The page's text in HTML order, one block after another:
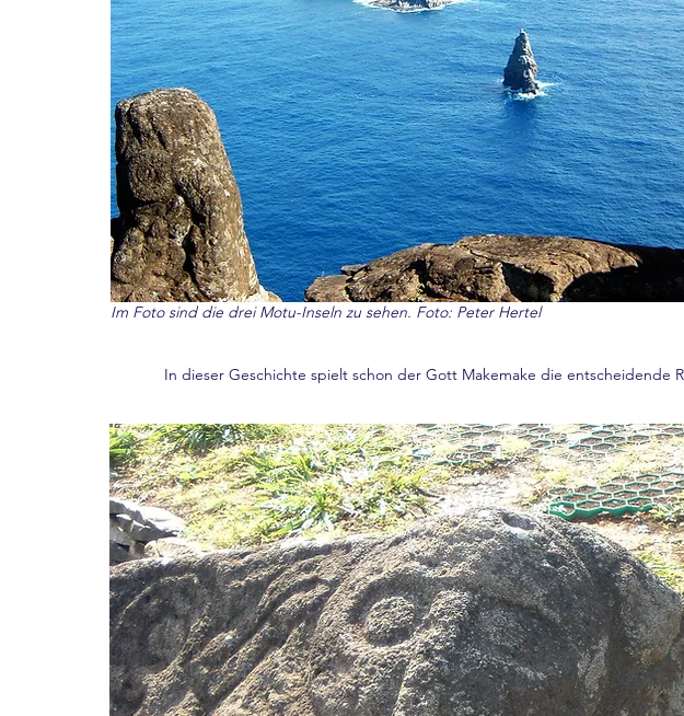
Im Foto sind die drei Motu-Inseln zu sehen. Foto: Peter Hertel
In dieser Geschichte spielt schon der Gott Makemake die entscheidende